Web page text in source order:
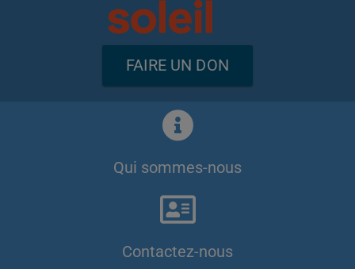
FAIRE UN DON
Qui sommes-nous
Contactez-nous